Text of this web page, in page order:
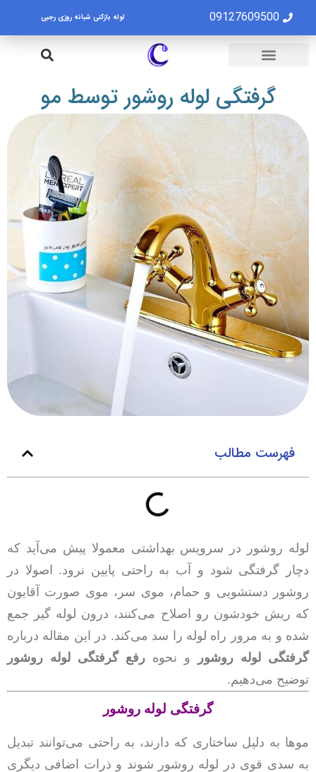
09127609500 لوله بازکنی شبانه روزی رجبی
گرفتگی لوله روشور توسط مو
فهرست مطالب
لوله روشور در سرویس بهداشتی معمولا پیش می‌آید که
دچار گرفتگی شود و آب به راحتی پایین نرود. اصولا در
روشور دستشویی و حمام، موی سر، موی صورت آقایون
که ریش خودشون رو اصلاح می‌کنند، درون لوله گیر جمع
شده و به مرور راه لوله را سد می‌کند. در این مقاله درباره
گرفتگی لوله روشور
و نحوه رفع گرفتگی لوله روشور
توضیح می‌دهیم.
گرفتگی لوله روشور
موها به دلیل ساختاری که دارند، به راحتی می‌توانند تبدیل
به سدی قوی در لوله روشور شوند و ذرات اضافی دیگری